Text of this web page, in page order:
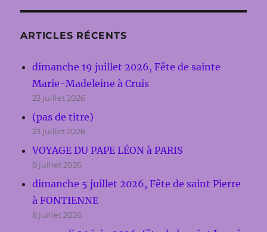
ARTICLES RÉCENTS
dimanche 19 juillet 2026, Fête de sainte
Marie-Madeleine à Cruis
23 juillet 2026
(pas de titre)
23 juillet 2026
VOYAGE DU PAPE LÉON à PARIS
8 juillet 2026
dimanche 5 juillet 2026, Fête de saint Pierre
à FONTIENNE
8 juillet 2026